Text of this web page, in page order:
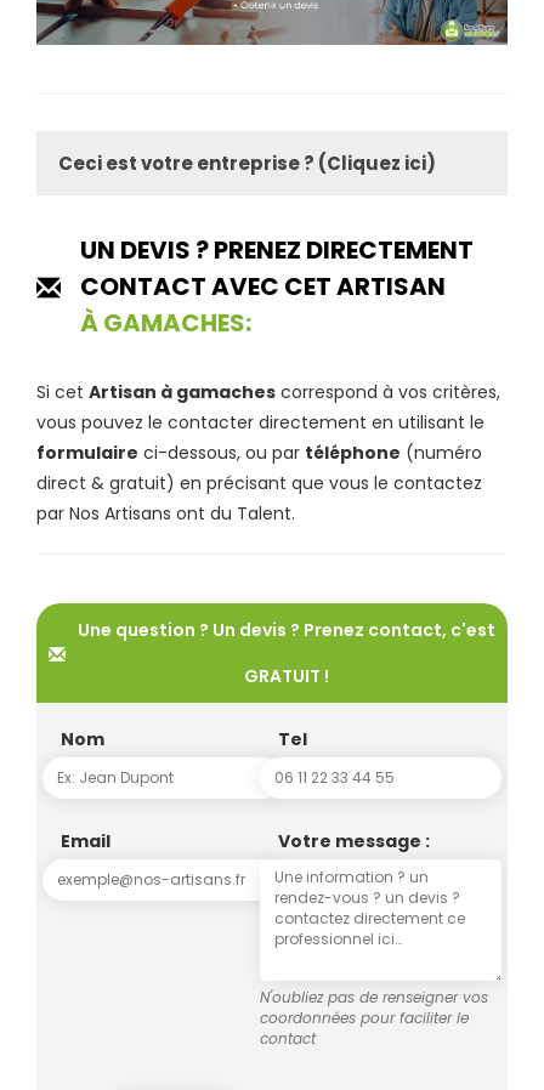
Ceci est votre entreprise ? (Cliquez ici)
UN DEVIS ? PRENEZ DIRECTEMENT
CONTACT AVEC CET ARTISAN
À GAMACHES:
Si cet Artisan à gamaches correspond à vos critères,
vous pouvez le contacter directement en utilisant le
formulaire ci-dessous, ou par téléphone (numéro
direct & gratuit) en précisant que vous le contactez
par Nos Artisans ont du Talent.
Une question ? Un devis ? Prenez contact, c'est
GRATUIT !
Nom Tel
Email Votre message :
N'oubliez pas de renseigner vos
coordonnées pour faciliter le
contact